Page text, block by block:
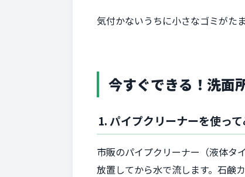
気付かないうちに小さなゴミがた
今すぐできる！洗面
1. パイプクリーナーを使っ
市販のパイプクリーナー（液体タ
放置してから水で流します。石鹸